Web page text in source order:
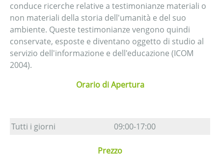
conduce ricerche relative a testimonianze materiali o
non materiali della storia dell'umanità e del suo
ambiente. Queste testimonianze vengono quindi
conservate, esposte e diventano oggetto di studio al
servizio dell'informazione e dell'educazione (ICOM
2004).
Orario di Apertura
Tutti i giorni 09:00-17:00
Prezzo